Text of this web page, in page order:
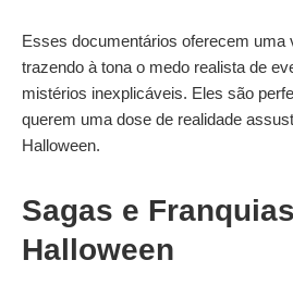
Esses documentários oferecem uma
trazendo à tona o medo realista de
mistérios inexplicáveis. Eles são
querem uma dose de realidade
Halloween.
Sagas e
Halloween